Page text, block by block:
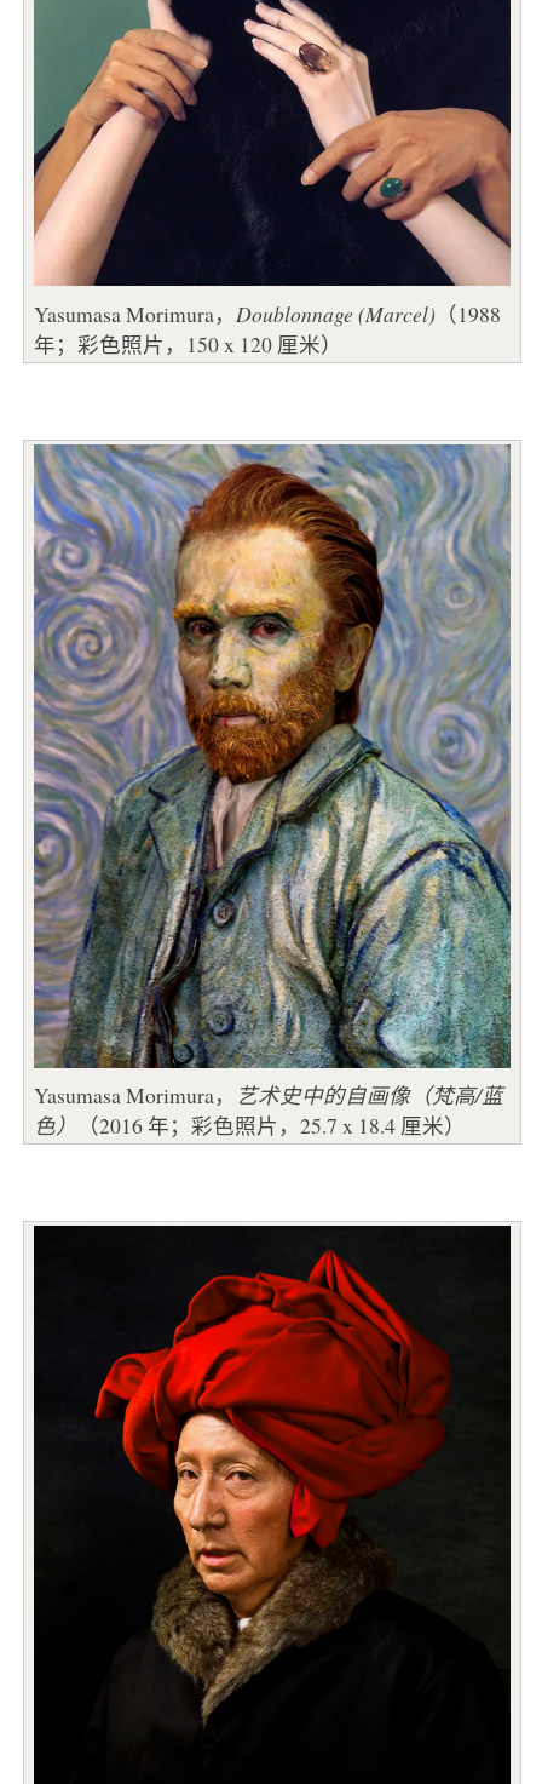
Yasumasa Morimura， Doublonnage (Marcel) （1988
年；彩色照片，150 x 120 厘米）
Yasumasa Morimura，
艺术史中的自画像（梵高/蓝
色）
（2016 年；彩色照片，25.7 x 18.4 厘米）